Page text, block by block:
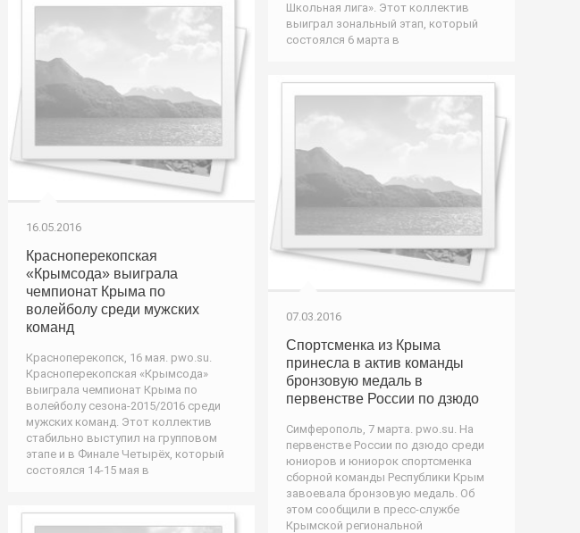
Школьная лига». Этот коллектив
выиграл зональный этап, который
состоялся 6 марта в
16.05.2016
Красноперекопская
«Крымсода» выиграла
чемпионат Крыма по
волейболу среди мужских
команд
Красноперекопск, 16 мая. pwo.su.
Красноперекопская «Крымсода»
выиграла чемпионат Крыма по
волейболу сезона-2015/2016 среди
мужских команд. Этот коллектив
стабильно выступил на групповом
этапе и в Финале Четырёх, который
состоялся 14-15 мая в
07.03.2016
Спортсменка из Крыма
принесла в актив команды
бронзовую медаль в
первенстве России по дзюдо
Симферополь, 7 марта. pwo.su. На
первенстве России по дзюдо среди
юниоров и юниорок спортсменка
сборной команды Республики Крым
завоевала бронзовую медаль. Об
этом сообщили в пресс-службе
Крымской региональной